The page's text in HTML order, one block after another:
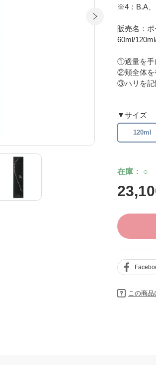
在庫 ○
サイズ
120ml
※4：B.A、
販売名：
60ml/
①適量を手
②頬全体を
③ハリを記
この商品